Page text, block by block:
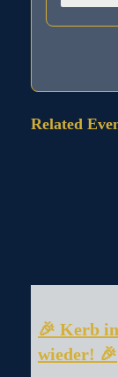
Related
🎉 Kerb
wieder! 🎉